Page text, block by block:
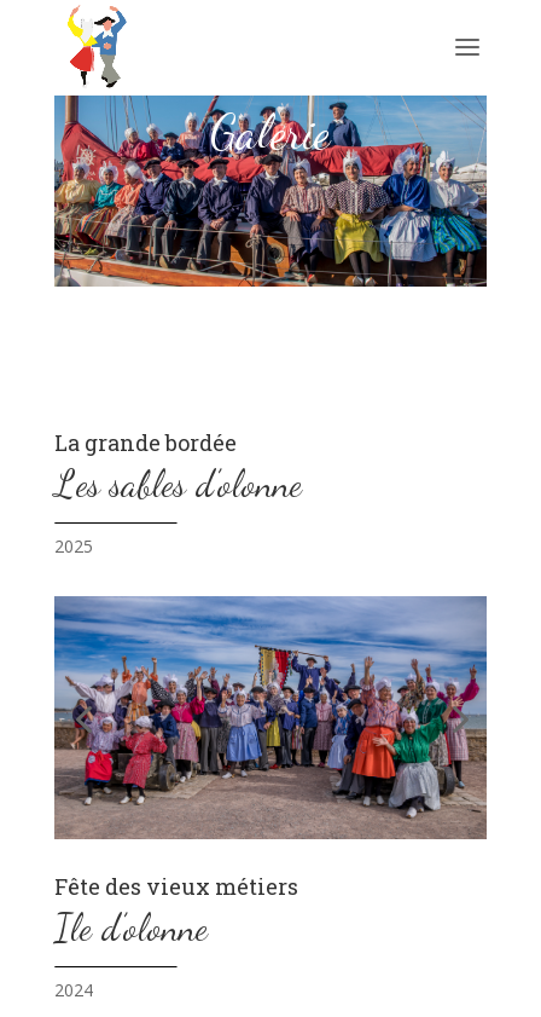
Galerie
La grande bordée
Les sables d’olonne
2025
Fête des vieux métiers
Ile d’olonne
2024